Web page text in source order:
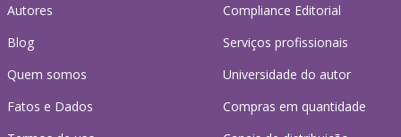
Autores
Blog
Quem somos
Fatos e Dados
Compliance Editorial
Serviços profissionais
Universidade do autor
Compras em quantidade